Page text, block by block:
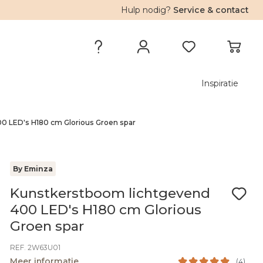
Hulp nodig? Service & contact
Inspiratie
H180 cm Glorious Groen spar
By Eminza
Kunstkerstboom lichtgevend
400 LED's H180 cm Glorious
Groen spar
REF. 2W63U01
(4)